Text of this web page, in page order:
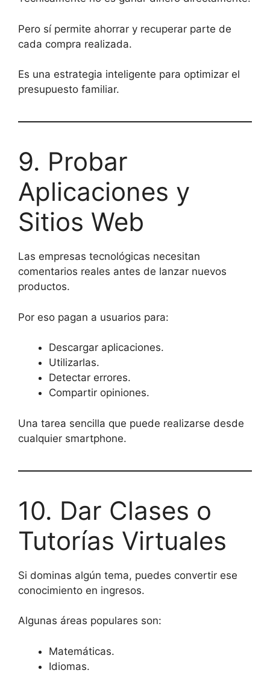
Pero sí permite ahorrar y recuperar parte de
cada compra realizada.
Es una estrategia inteligente para optimizar el
presupuesto familiar.
9. Probar
Aplicaciones y
Sitios Web
Las empresas tecnológicas necesitan
comentarios reales antes de lanzar nuevos
productos.
Por eso pagan a usuarios para:
Descargar aplicaciones.
Utilizarlas.
Detectar errores.
Compartir opiniones.
Una tarea sencilla que puede realizarse desde
cualquier smartphone.
10. Dar Clases o
Tutorías Virtuales
Si dominas algún tema, puedes convertir ese
conocimiento en ingresos.
Algunas áreas populares son:
Matemáticas.
Idiomas.